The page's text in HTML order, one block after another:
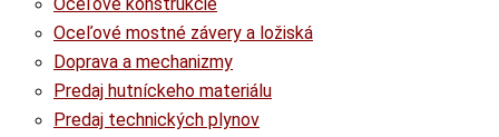
Oceľové konštrukcie
Oceľové mostné závery a ložiská
Doprava a mechanizmy
Predaj hutníckeho materiálu
Predaj technických plynov